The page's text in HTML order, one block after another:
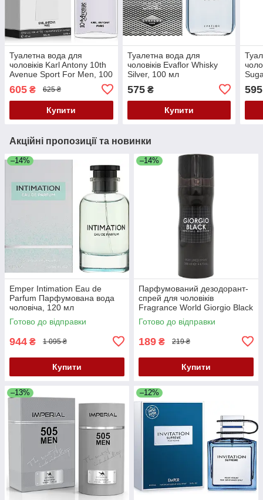
Туалетна вода для
чоловіків Karl Antony 10th
Avenue Sport For Men, 100
605 ₴ 625 ₴
Купити
Туалетна вода для
чоловіків Evaflor Whisky
Silver, 100 мл
575₴
Купити
595
Акційні пропозиції та новинки
–14%
Emper Intimation Eau de
Parfum Парфумована вода
чоловіча, 120 мл
Готово до відправки
944 ₴ 1 095 ₴
Купити
–14%
Парфумований дезодорант-
спрей для чоловіків
Fragrance World Giorgio Black
200 ML
Готово до відправки
189 ₴ 219 ₴
Купити
–13% –12%